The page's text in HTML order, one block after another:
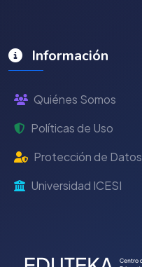
Información
Quiénes Somos
Políticas de Uso
Protección de Datos
Universidad ICESI